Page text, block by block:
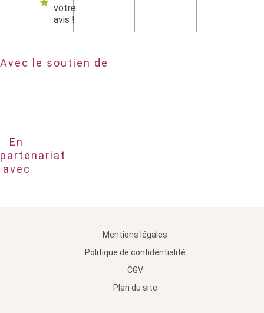
votre
avis !
Avec le soutien de
En
partenariat
avec
Mentions légales
Politique de confidentialité
CGV
Plan du site